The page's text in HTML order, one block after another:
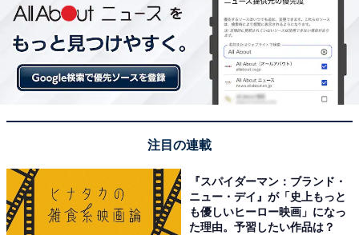
注目の連載
『スパイダーマン：ブランド・
ニュー・デイ』が「史上もっと
も優しいヒーロー映画」になっ
た理由。予習したい作品は？